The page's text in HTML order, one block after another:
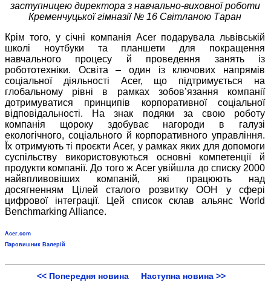
заступницею директора з навчально-виховної роботи
Кременчуцької гімназії № 16 Світланою Таран
Крім того, у січні компанія Acer подарувала львівській
школі ноутбуки та планшети для покращення
навчального процесу й проведення занять із
робототехніки. Освіта – один із ключових напрямів
соціальної діяльності Acer, що підтримується на
глобальному рівні в рамках зобов’язання компанії
дотримуватися принципів корпоративної соціальної
відповідальності. На знак подяки за свою роботу
компанія щороку здобуває нагороди в галузі
екологічного, соціального й корпоративного управління.
Їх отримують ті проєкти Acer, у рамках яких для допомоги
суспільству використовуються основні компетенції й
продукти компанії. До того ж Acer увійшла до списку 2000
найвпливовіших компаній, які працюють над
досягненням Цілей сталого розвитку ООН у сфері
цифрової інтеграції. Цей список склав альянс World
Benchmarking Alliance.
Acer.com
Паровишник Валерій
<< Попередня новина Наступна новина >>